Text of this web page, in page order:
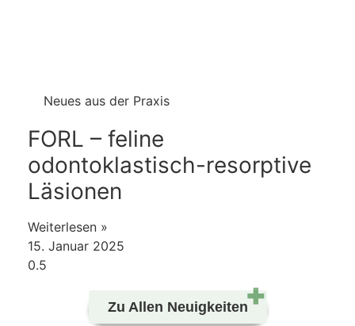
Neues aus der Praxis
FORL – feline
odontoklastisch-resorptive
Läsionen
Weiterlesen »
15. Januar 2025
Zu Allen Neuigkeiten